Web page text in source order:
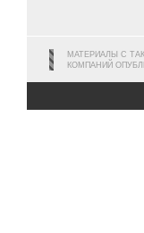
МАТЕРИАЛЫ С
КОМПАНИЙ